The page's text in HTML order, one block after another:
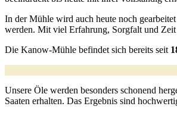
In der Mühle wird auch heute noch
werden. Mit viel Erfahrung, Sorgfalt und Zeit
Die Kanow-Mühle befindet sich bereits seit
Unsere Öle werden besonders schonend
Saaten erhalten. Das Ergebnis sind